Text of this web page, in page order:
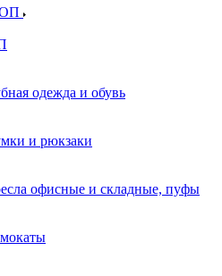
одежда и обувь
и рюкзаки
офисные и складные, пуфы